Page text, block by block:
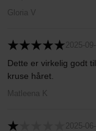
Gloria V
2025-
Dette er virkelig godt
kruse håret.
Matleena K
2025-